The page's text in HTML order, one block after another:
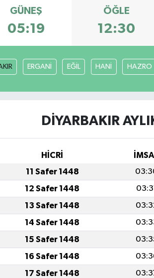
GÜNEŞ
05:19
ÖĞLE
12:30
ERGANİ EĞİL HANİ HAZRO
DİYARBAKIR
HİCRİ
11 Safer 1448
12 Safer 1448
13 Safer 1448
14 Safer 1448
15 Safer 1448
16 Safer 1448
17 Safer 1448